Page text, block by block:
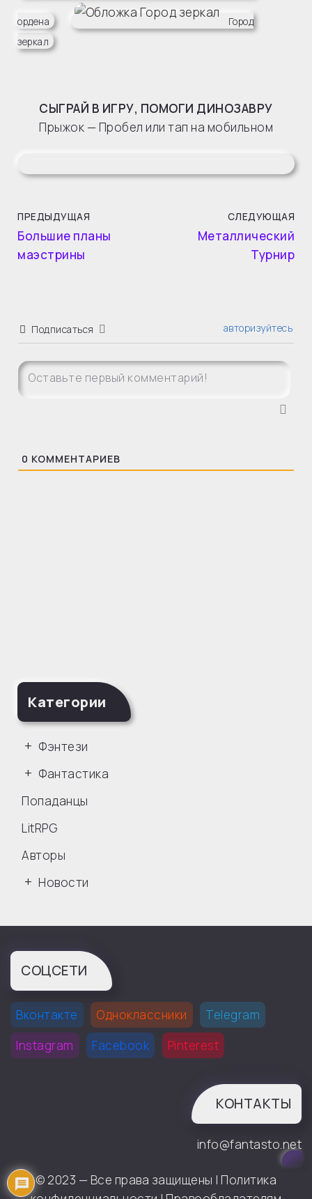
ордена
Город
зеркал
СЫГРАЙ В ИГРУ, ПОМОГИ ДИНОЗАВРУ
Прыжок — Пробел или тап на мобильном
ПРЕДЫДУЩАЯ
Большие планы
маэстрины
СЛЕДУЮЩАЯ
Металлический
Турнир
Подписаться авторизуйтесь
0 КОММЕНТАРИЕВ
Категории
Фэнтези
Фантастика
Попаданцы
LitRPG
Авторы
Новости
СОЦСЕТИ
Вконтакте Одноклассники
Telegram
Instagram
Facebook Pinterest
КОНТАКТЫ
info@fantasto.net
© 2023 — Все права защищены | Политика